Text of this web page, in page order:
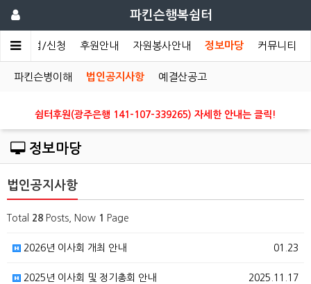
파킨슨행복쉼터
사업/신청 후원안내 자원봉사안내 정보마당 커뮤니티
파킨슨병이해 법인공지사항 예결산공고
쉼터후원(광주은행 141-107-339265) 자세한 안내는 클릭!
정보마당
법인공지사항
Total 28 Posts, Now 1 Page
01.23
2026년 이사회 개최 안내
2025.11.17
2025년 이사회 및 정기총회 안내